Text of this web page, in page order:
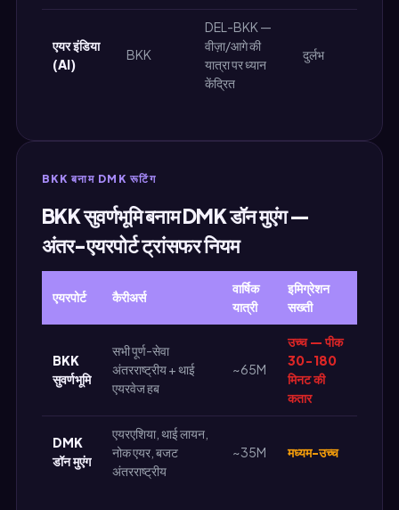
एयर इंडिया
(AI)
BKK
DEL-BKK —
वीज़ा/आगे की
यात्रा पर ध्यान
केंद्रित
दुर्लभ
BKK बनाम DMK रूटिंग
BKK सुवर्णभूमि बनाम DMK डॉन मुएंग —
अंतर-एयरपोर्ट ट्रांसफर नियम
एयरपोर्ट कैरीअर्स
वार्षिक
यात्री
इमिग्रेशन
सख्ती
BKK
सुवर्णभूमि
सभी पूर्ण-सेवा
अंतरराष्ट्रीय + थाई
एयरवेज हब
~65M
उच्च — पीक
30-180
मिनट की
कतार
DMK
डॉन मुएंग
एयरएशिया, थाई लायन,
नोक एयर, बजट
अंतरराष्ट्रीय
~35M मध्यम-उच्च